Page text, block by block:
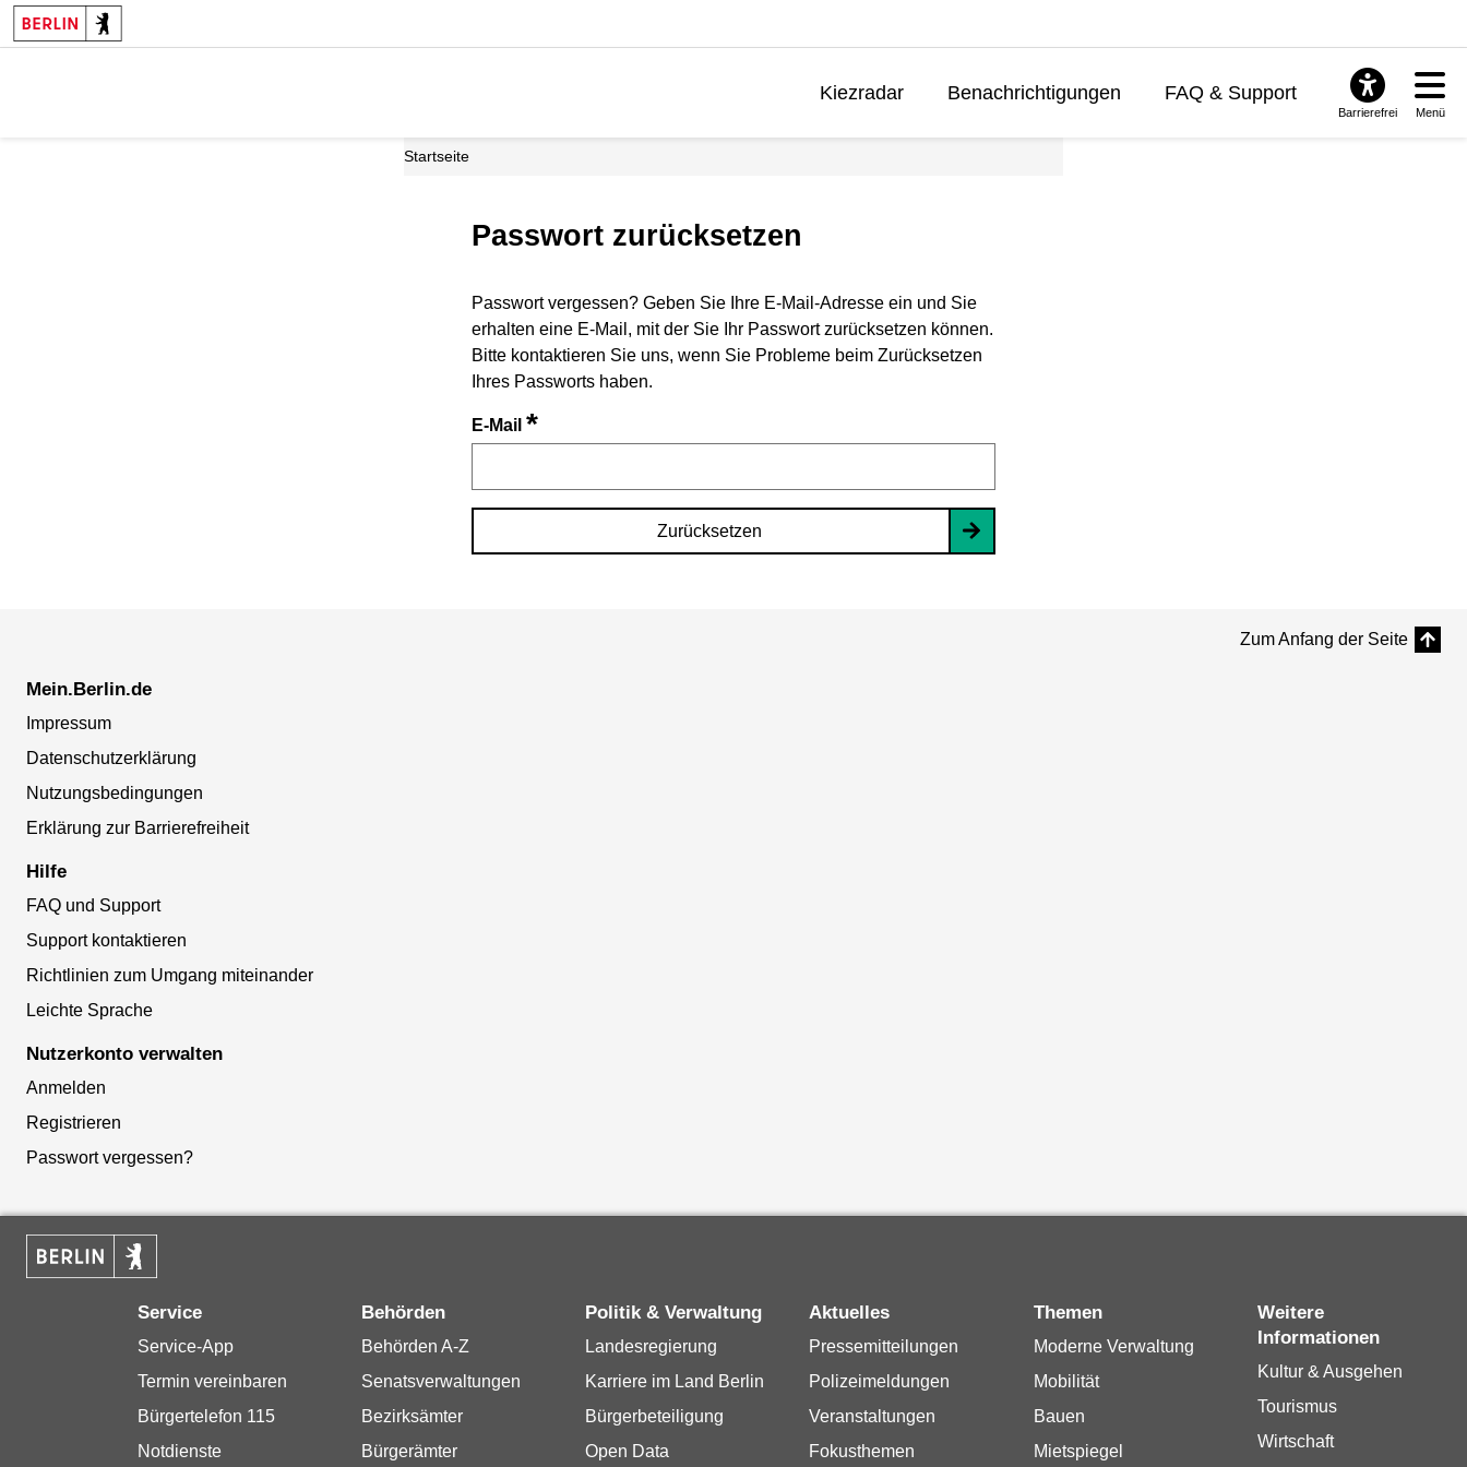
Kiezradar Benachrichtigungen FAQ & Support
Barrierefrei Menü
Startseite
Passwort zurücksetzen
Passwort vergessen? Geben Sie Ihre E-Mail-Adresse ein und Sie
erhalten eine E-Mail, mit der Sie Ihr Passwort zurücksetzen können.
Bitte kontaktieren Sie uns, wenn Sie Probleme beim Zurücksetzen
Ihres Passworts haben.
E-Mail *
Zurücksetzen
Zum Anfang der Seite
Mein.Berlin.de
Impressum
Datenschutzerklärung
Nutzungsbedingungen
Erklärung zur Barrierefreiheit
Hilfe
FAQ und Support
Support kontaktieren
Richtlinien zum Umgang miteinander
Leichte Sprache
Nutzerkonto verwalten
Anmelden
Registrieren
Passwort vergessen?
Service
Service-App
Termin vereinbaren
Bürgertelefon 115
Notdienste
Behörden
Behörden A-Z
Senatsverwaltungen
Bezirksämter
Bürgerämter
Politik & Verwaltung
Landesregierung
Karriere im Land Berlin
Bürgerbeteiligung
Open Data
Aktuelles
Pressemitteilungen
Polizeimeldungen
Veranstaltungen
Fokusthemen
Themen
Moderne Verwaltung
Mobilität
Bauen
Mietspiegel
Weitere
Informationen
Kultur & Ausgehen
Tourismus
Wirtschaft